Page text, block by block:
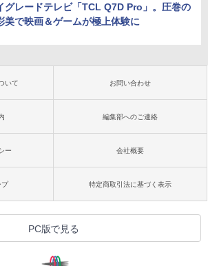
グレードテレビ「TCL Q7D Pro」。圧巻の
美で映画＆ゲームが極上体験に
いて お問い合わせ
編集部へのご連絡
ー 会社概要
プ 特定商取引法に基づく表示
PC版で見る